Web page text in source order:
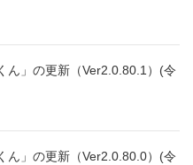
ん」の更新（Ver2.0.80.1）(令
ん」の更新（Ver2.0.80.0）(令